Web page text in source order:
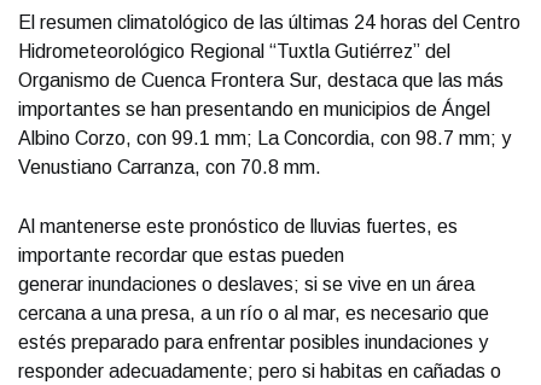
El resumen climatológico de las últimas 24 horas del Centro
Hidrometeorológico Regional “Tuxtla Gutiérrez” del
Organismo de Cuenca Frontera Sur, destaca que las más
importantes se han presentando en municipios de Ángel
Albino Corzo, con 99.1 mm; La Concordia, con 98.7 mm; y
Venustiano Carranza, con 70.8 mm.
Al mantenerse este pronóstico de lluvias fuertes, es
importante recordar que estas pueden
generar inundaciones o deslaves; si se vive en un área
cercana a una presa, a un río o al mar, es necesario que
estés preparado para enfrentar posibles inundaciones y
responder adecuadamente; pero si habitas en cañadas o